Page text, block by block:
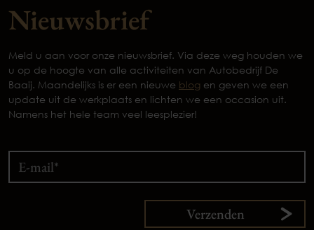
Nieuwsbrief
Meld u aan voor onze nieuwsbrief. Via deze weg houden we
u op de hoogte van alle activiteiten van Autobedrijf De
Baaij. Maandelijks is er een nieuwe blog en geven we een
update uit de werkplaats en lichten we een occasion uit.
Namens het hele team veel leesplezier!
Verzenden